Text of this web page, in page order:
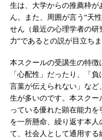
生は、大学からの推薦枠
ん。また、周囲が言う“天
せん（最近の心理学者の研
力”であるとの説が目立ち
本スクールの受講生の特徴
「心配性」だったり、「
言葉が伝えられない」な
生が多いのです。本スク
っている優れた顕在能力
を一所懸命、繰り返す本
て、社会人として通用す